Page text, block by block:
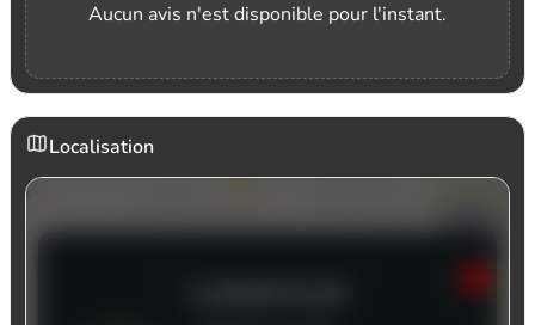
Aucun avis n'est disponible pour l'instant.
Localisation